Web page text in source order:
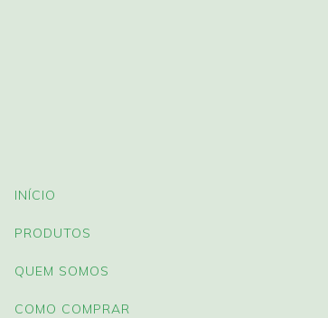
INÍCIO
PRODUTOS
QUEM SOMOS
COMO COMPRAR